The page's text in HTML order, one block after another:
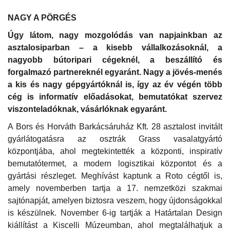
NAGY A PÖRGÉS
Úgy látom, nagy mozgolódás van napjainkban az
asztalosiparban – a kisebb vállalkozásoknál, a
nagyobb bútoripari cégeknél, a beszállító és
forgalmazó partnereknél egyaránt. Nagy a jövés-menés
a kis és nagy gépgyártóknál is, így az év végén több
cég is informatív előadásokat, bemutatókat szervez
viszonteladóknak, vásárlóknak egyaránt.
A Bors és Horváth Barkácsáruház Kft. 28 asztalost invitált
gyárlátogatásra az osztrák Grass vasalatgyártó
központjába, ahol megtekintették a központi, inspiratív
bemutatótermet, a modern logisztikai központot és a
gyártási részleget. Meghívást kaptunk a Roto cégtől is,
amely novemberben tartja a 17. nemzetközi szakmai
sajtónapját, amelyen biztosra veszem, hogy újdonságokkal
is készülnek. November 6-ig tartják a Határtalan Design
kiállítást a Kiscelli Múzeumban, ahol megtalálhatjuk a